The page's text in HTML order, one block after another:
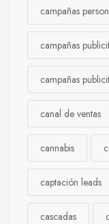
campañas
campañas
campañas
canal de ventas
cannabis
captación leads
cascadas